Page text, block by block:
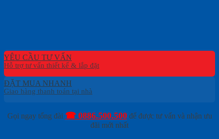
YÊU CẦU TƯ VẤN
ĐẶT MUA NHANH
Gọi ngay tổng đài ☎ 0886.500.500để được tư vấn và nhận ưu
đãi mới nhất